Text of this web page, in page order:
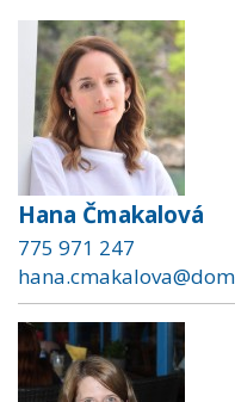
Hana Čmakalová
775 971 247